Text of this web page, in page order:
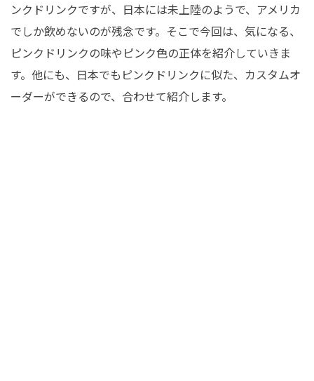
ンクドリンクですが、日本には未上陸のようで、アメリカ
でしか飲めないのが残念です。そこで今回は、気になる、
ピンクドリンクの味やピンク色の正体を紹介していきま
す。他にも、日本でもピンクドリンクに似た、カスタムオ
ーダーができるので、合わせて紹介します。